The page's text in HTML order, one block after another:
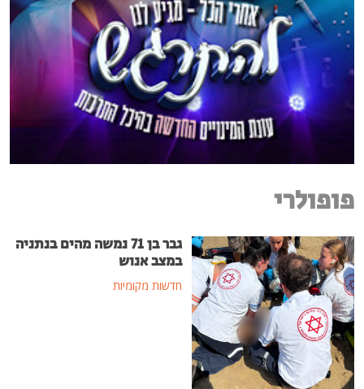
פופולרי
גבר בן 71 נמשה מהים בנתניה
במצב אנוש
חדשות מקומיות